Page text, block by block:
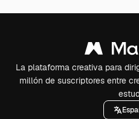
La plataforma creativa para
millón de suscriptores entre